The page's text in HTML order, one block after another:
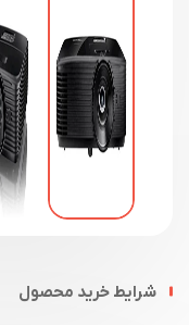
شرایط خرید محصول